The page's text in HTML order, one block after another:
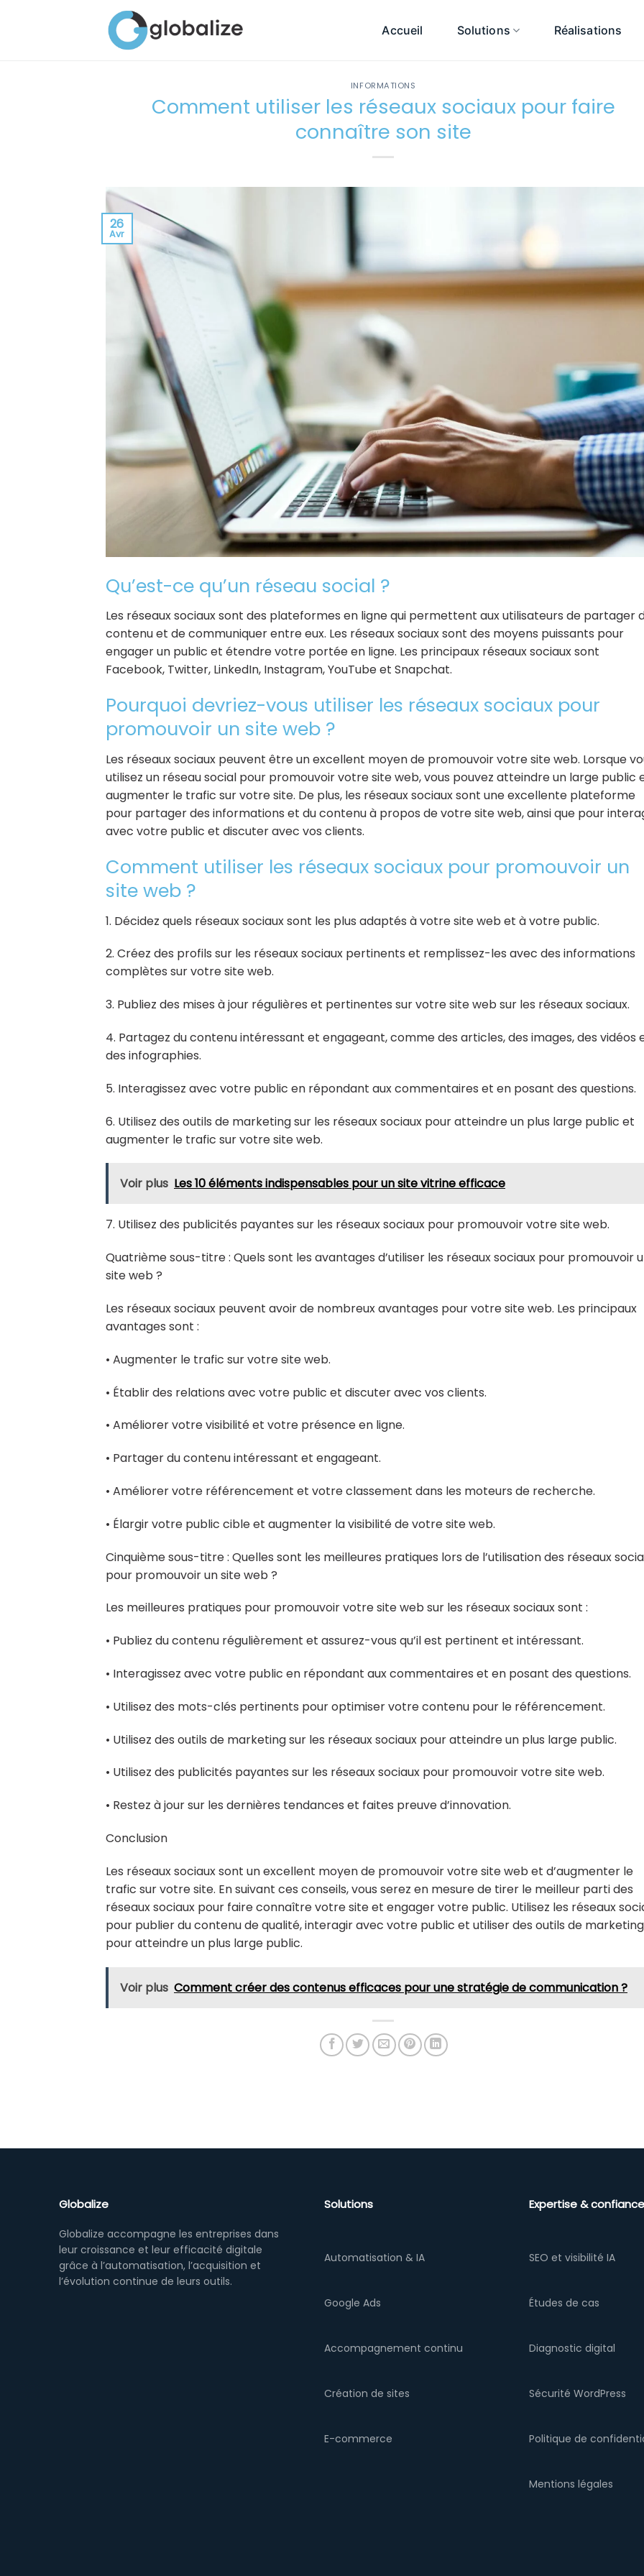
Accueil Solutions Réalisations
INFORMATIONS
Comment utiliser les réseaux sociaux pour faire
connaître son site
26
Avr
Qu’est-ce qu’un réseau social ?
Les réseaux sociaux sont des plateformes en ligne qui permettent aux utilisateurs de partager
contenu et de communiquer entre eux. Les réseaux sociaux sont des moyens puissants pour
engager un public et étendre votre portée en ligne. Les principaux réseaux sociaux sont
Facebook, Twitter, LinkedIn, Instagram, YouTube et Snapchat.
Pourquoi devriez-vous utiliser les réseaux sociaux pour
promouvoir un site web ?
Les réseaux sociaux peuvent être un excellent moyen de promouvoir votre site web. Lorsque
utilisez un réseau social pour promouvoir votre site web, vous pouvez atteindre un large public
augmenter le trafic sur votre site. De plus, les réseaux sociaux sont une excellente plateforme
pour partager des informations et du contenu à propos de votre site web, ainsi que pour
avec votre public et discuter avec vos clients.
Comment utiliser les réseaux sociaux pour promouvoir un
site web ?
1. Décidez quels réseaux sociaux sont les plus adaptés à votre site web et à votre public.
2. Créez des profils sur les réseaux sociaux pertinents et remplissez-les avec des informations
complètes sur votre site web.
3. Publiez des mises à jour régulières et pertinentes sur votre site web sur les réseaux sociaux.
4. Partagez du contenu intéressant et engageant, comme des articles, des images, des vidéos
des infographies.
5. Interagissez avec votre public en répondant aux commentaires et en posant des questions.
6. Utilisez des outils de marketing sur les réseaux sociaux pour atteindre un plus large public et
augmenter le trafic sur votre site web.
Voir plus Les 10 éléments indispensables pour un site vitrine efficace
7. Utilisez des publicités payantes sur les réseaux sociaux pour promouvoir votre site web.
Quatrième sous-titre : Quels sont les avantages d’utiliser les réseaux sociaux pour promouvoir
site web ?
Les réseaux sociaux peuvent avoir de nombreux avantages pour votre site web. Les principaux
avantages sont :
• Augmenter le trafic sur votre site web.
• Établir des relations avec votre public et discuter avec vos clients.
• Améliorer votre visibilité et votre présence en ligne.
• Partager du contenu intéressant et engageant.
• Améliorer votre référencement et votre classement dans les moteurs de recherche.
• Élargir votre public cible et augmenter la visibilité de votre site web.
Cinquième sous-titre : Quelles sont les meilleures pratiques lors de l’utilisation des réseaux
pour promouvoir un site web ?
Les meilleures pratiques pour promouvoir votre site web sur les réseaux sociaux sont :
• Publiez du contenu régulièrement et assurez-vous qu’il est pertinent et intéressant.
• Interagissez avec votre public en répondant aux commentaires et en posant des questions.
• Utilisez des mots-clés pertinents pour optimiser votre contenu pour le référencement.
• Utilisez des outils de marketing sur les réseaux sociaux pour atteindre un plus large public.
• Utilisez des publicités payantes sur les réseaux sociaux pour promouvoir votre site web.
• Restez à jour sur les dernières tendances et faites preuve d’innovation.
Conclusion
Les réseaux sociaux sont un excellent moyen de promouvoir votre site web et d’augmenter le
trafic sur votre site. En suivant ces conseils, vous serez en mesure de tirer le meilleur parti des
réseaux sociaux pour faire connaître votre site et engager votre public. Utilisez les réseaux
pour publier du contenu de qualité, interagir avec votre public et utiliser des outils de marketing
pour atteindre un plus large public.
Voir plus Comment créer des contenus efficaces pour une stratégie de communication ?
Globalize
Globalize accompagne les entreprises dans
leur croissance et leur efficacité digitale
grâce à l’automatisation, l’acquisition et
l’évolution continue de leurs outils.
Solutions
Automatisation & IA
Google Ads
Accompagnement continu
Création de sites
E-commerce
Expertise &
SEO et visibilité IA
Études de cas
Diagnostic digital
Sécurité WordPress
Politique de
Mentions légales